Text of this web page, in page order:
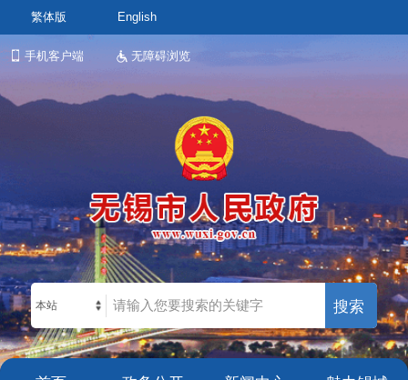
繁体版 English
手机客户端 无障碍浏览
本站